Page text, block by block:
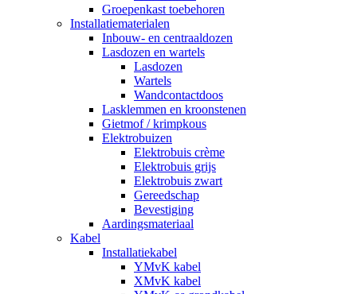
Groepenkast toebehoren
Installatiematerialen
Inbouw- en centraaldozen
Lasdozen en wartels
Lasdozen
Wartels
Wandcontactdoos
Lasklemmen en kroonstenen
Gietmof / krimpkous
Elektrobuizen
Elektrobuis crème
Elektrobuis grijs
Elektrobuis zwart
Gereedschap
Bevestiging
Aardingsmateriaal
Kabel
Installatiekabel
YMvK kabel
XMvK kabel